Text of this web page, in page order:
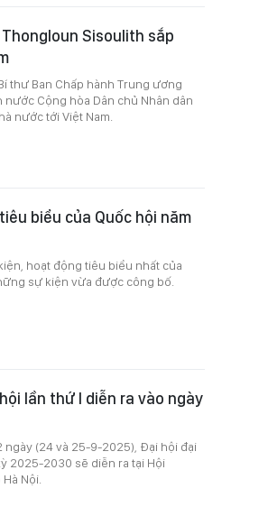
Sisoulith sắp
thư Ban Chấp hành Trung ương
nước Cộng hòa Dân chủ Nhân dân
nước tới Việt Nam.
biểu của Quốc hội năm
hoạt động tiêu biểu nhất của
sự kiện vừa được công bố.
lần thứ I diễn ra vào ngày
(24 và 25-9-2025), Đại hội đại
2025-2030 sẽ diễn ra tại Hội
Nội.